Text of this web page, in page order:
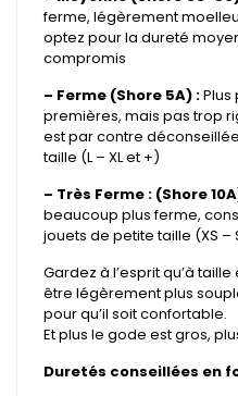
ferme, légèrement
optez pour la dureté
compromis
– Ferme (Shore 5A) :Plus
premières, mais pas trop
est par contre
taille (L – XL et +)
– Très Ferme : (Shore
beaucoup plus ferme,
jouets de petite taille (XS –
Gardez à l’esprit qu’à
être légèrement plus
pour qu’il soit confortable.
Et plus le gode est gros,
Duretés conseillées en